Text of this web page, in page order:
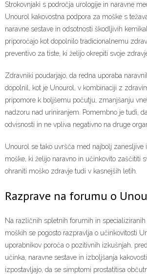
Strokovnjaki s področja urologije in naravne
Unourol kakovostna podpora za moške s
naravne sestave in odsotnosti škodljivih
priporočajo kot dopolnilo tradicionalnemu
preventivo za tiste, ki želijo okrepiti svoje
Zdravniki poudarjajo, da redna uporaba
dopolnil, kot je Unourol, v kombinaciji z
pripomore k boljšemu počutju, zmanjšanju
nadzoru nad uriniranjem. Pomembno je tudi,
odvisnosti in ne vpliva negativno na druge
Unourol se tako uvršča med najbolj zanesljive
moške, ki želijo naravno in učinkovito zaščititi
ohraniti moško zdravje tudi v kasnejših letih.
Razprave na forumu o
Na različnih spletnih forumih in
moških se pogosto razpravlja o učinkovitosti
uporabnikov poroča o pozitivnih izkušnjah,
učinka, naravne sestave in izboljšanja
izpostavljajo, da se simptomi prostatitisa